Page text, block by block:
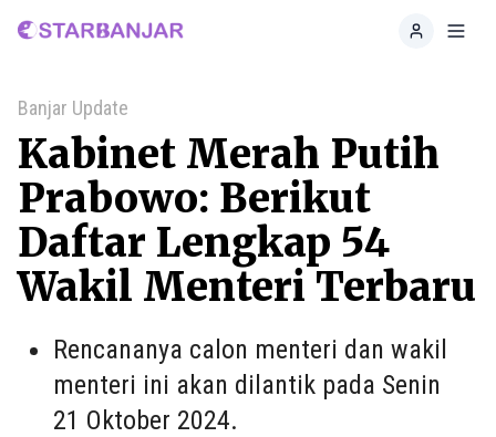
Home
Banjar Update
Kabinet Merah Putih
Prabowo: Berikut
Daftar Lengkap 54
Wakil Menteri Terbaru
Rencananya calon menteri dan wakil
menteri ini akan dilantik pada Senin
21 Oktober 2024.